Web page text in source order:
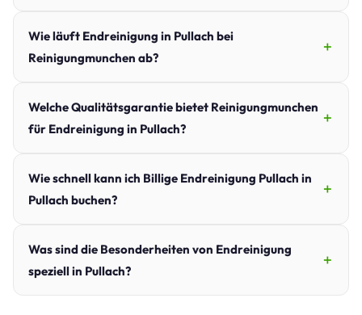
Wie läuft Endreinigung in Pullach bei
Reinigungmunchen ab?
Welche Qualitätsgarantie bietet Reinigungmunchen
für Endreinigung in Pullach?
Wie schnell kann ich Billige Endreinigung Pullach in
Pullach buchen?
Was sind die Besonderheiten von Endreinigung
speziell in Pullach?